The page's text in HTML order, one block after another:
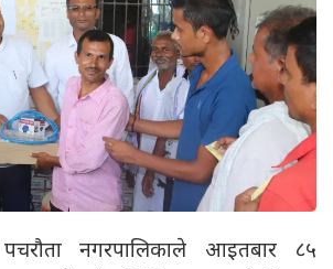
नगरपालिकाले आइतबार ८५